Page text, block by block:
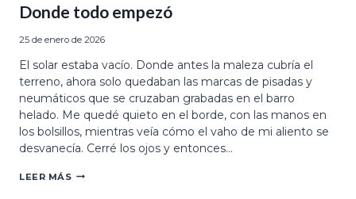
Donde todo empezó
25 de enero de 2026
El solar estaba vacío. Donde antes la maleza cubría el
terreno, ahora solo quedaban las marcas de pisadas y
neumáticos que se cruzaban grabadas en el barro
helado. Me quedé quieto en el borde, con las manos en
los bolsillos, mientras veía cómo el vaho de mi aliento se
desvanecía. Cerré los ojos y entonces…
LEER MÁS DONDE